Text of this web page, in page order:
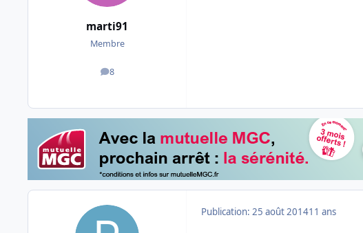
marti91
Membre
8
messages
Publication: 25 août 201411 ans